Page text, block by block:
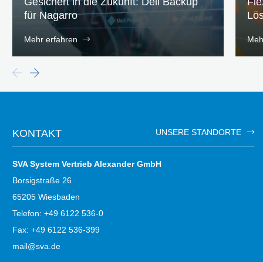
für Nagarro
Mehr erfahren
KONTAKT UNSERE STANDORTE
SVA System Vertrieb Alexander GmbH
Borsigstraße 26
65205 Wiesbaden
Telefon: +49 6122 536-0
Fax: +49 6122 536-399
mail@sva.de